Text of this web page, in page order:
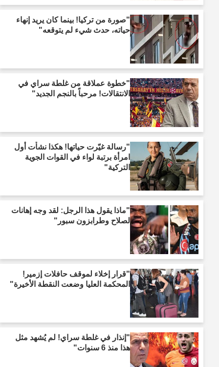
"صورة من تركيا! بينما كان يريد إنهاء
حياته، حدث شيء لم يتوقعه"
"خطوة عملاقة من غلطة سراي في
الانتقالات! مرحباً بالنجم الجديد"
"رسالة غيّرت حياتها! هكذا نشأت أول
امرأة برتبة لواء في القوات الجوية
التركية"
"ماذا يقول هذا الرجل: لقد وجه إهانات
لصلاح وطرابزون سبور"
"قرار إخلاء لموقف حافلات إزمير!
المحكمة العليا وضعت النقطة الأخيرة"
"إنذار في غلطة سراي! لم يُشهد مثل
هذا منذ 6 سنوات"